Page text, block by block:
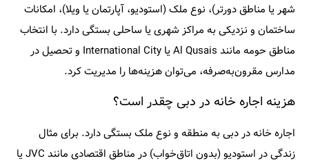
شهر یا مناطق دورتر)، نوع ملک (استودیو، آپارتمان یا ویلا)، امکانات
ساختمان و نزدیکی به مراکز شهری یا ساحلی بستگی دارد. با انتخاب
مناطق حومه مانند Al Qusais یا International City و تحصیل در
مدارس مقرون‌به‌صرفه، می‌توان هزینه‌ها را مدیریت کرد.
هزینه اجاره خانه در دبی چقدر است؟
اجاره خانه در دبی به منطقه و نوع ملک بستگی دارد. برای مثال
زندگی در استودیو (بدون اتاق‌خواب) در مناطق اقتصادی مانند JVC یا